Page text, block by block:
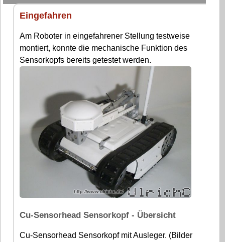
Eingefahren
Am Roboter in eingefahrener Stellung testweise
montiert, konnte die mechanische Funktion des
Sensorkopfs bereits getestet werden.
Cu-Sensorhead Sensorkopf - Übersicht
Cu-Sensorhead Sensorkopf mit Ausleger. (Bilder